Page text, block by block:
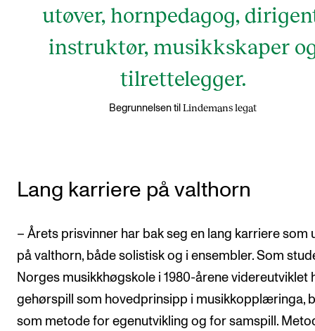
utøver, hornpedagog,
instruktør, musikkskaper
tilrettelegger.
Begrunnelsen til Lindemans legat
Lang karriere på valthorn
– Årets prisvinner har bak seg en lang karriere som
på valthorn, både solistisk og i ensembler. Som
Norges musikkhøgskole i 1980-årene videreutviklet
gehørspill som hovedprinsipp i musikkopplæringa,
som metode for egenutvikling og for samspill.